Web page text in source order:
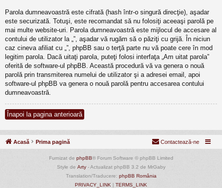
Parola dumneavoastră este cifrată (hash într-o singură direcţie), aşadar
este securizată. Totuşi, este recomandat să nu folosiţi aceeaşi parolă pe
mai multe website-uri. Parola dumneavoastră este mijlocul de accesare al
contului de utilizator la „”, aşadar vă rugăm să o păziţi cu grijă. În niciun
caz cineva afiliat cu „”, phpBB sau o terţă parte nu vă poate cere în mod
legitim parola. Dacă uitaţi parola, puteţi folosi interfaţa „Am uitat parola”
oferită de software-ul phpBB. Această procedură vă va genera o nouă
parolă prin transmiterea numelui de utilizator şi a adresei email, apoi
software-ul phpBB va genera o nouă parolă pentru accesarea contului
dumneavoastră.
Înapoi la pagina anterioară
Acasă Prima pagină Contactează-ne
Furnizat de phpBB® Forum Software © phpBB Limited
Style de Arty- Actualizat phpBB 3.2 de MrGaby
Translation/Traducere: phpBB România
PRIVACY_LINK | TERMS_LINK